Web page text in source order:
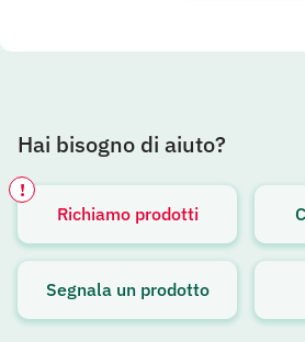
Hai bisogno di aiuto?
Richiamo prodotti
!
Avviso attivo
Segnala un prodotto